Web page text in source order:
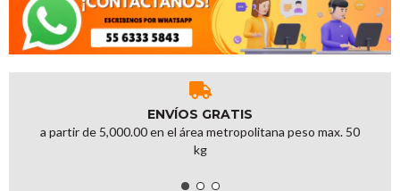
ENVÍOS GRATIS
a partir de 5,000.00 en el área metropolitana peso max. 50
kg